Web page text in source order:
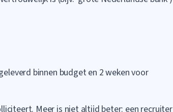
binnen budget en 2 weken voor
Meer is niet altijd beter: een recruiter